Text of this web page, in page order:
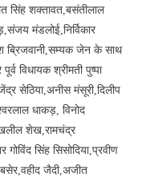
सिंह शक्तावत,बसंतीलाल
मंडलोई,निर्विकार
ब्रिजवानी,सम्यक जेन के साथ
विधायक श्रीमती पुष्पा
सेठिया,अनीस मंसूरी,दिलीप
धाकड़, विनोद
शेख,रामचंद्र
सिंह सिसोदिया,प्रवीण
बसेर,वहीद जैदी,अजीत